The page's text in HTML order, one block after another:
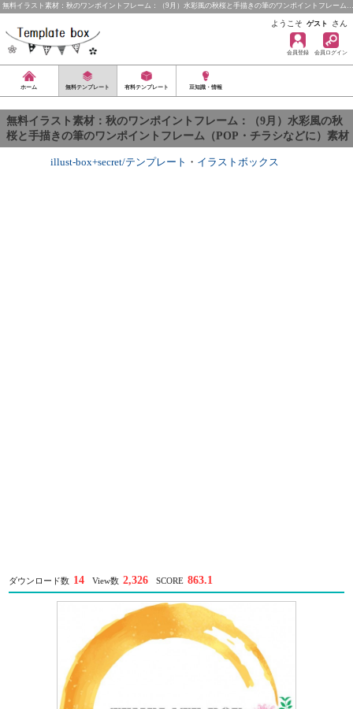
無料イラスト素材：秋のワンポイントフレーム：（9月）水彩風の秋桜と手描きの筆のワンポイントフレーム…
ようこそ ゲスト さん
会員登録 会員ログイン
ホーム 無料テンプレート 有料テンプレート 豆知識・情報
無料イラスト素材：秋のワンポイントフレーム：（9月）水彩風の秋
桜と手描きの筆のワンポイントフレーム（POP・チラシなどに）素材
illust-box+secret/テンプレート ・ イラストボックス
ダウンロード数 14 View数 2,326 SCORE 863.1